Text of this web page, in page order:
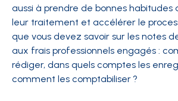
aussi à prendre de bonnes
leur traitement et accélérer le
que vous devez savoir sur les notes
aux frais professionnels engagés :
rédiger, dans quels comptes les
comment les comptabiliser ?